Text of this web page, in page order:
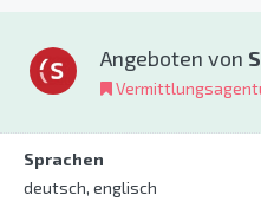
Angeboten von
Sprachen
deutsch, englisch